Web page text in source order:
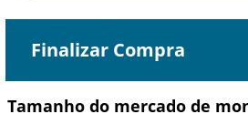
Finalizar Compra
Tamanho do mercado de